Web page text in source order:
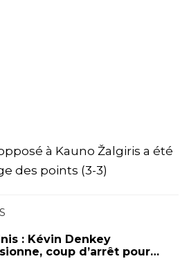
à Kauno Žalgiris a été
des points (3-3)
: Kévin Denkey
coup d’arrêt pour…